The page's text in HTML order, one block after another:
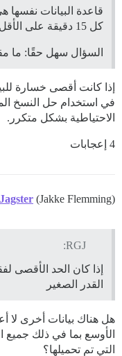
قاعدة البيانات نفسها
كل 15 دقيقة على الأقل إذا كان هناك المزيد من حركة المرور.
السؤال سهل حقًا: ما
إذا كانت أقصى خسارة
الاحتياطية بشكل متكرر.
4 إعجابات
Jagster (Jakke Flemming)
RGJ:
إذا كان الحد الأقصى
القدر الصغير
هل هناك بيانات أخرى لا
التي تم تحميلها؟